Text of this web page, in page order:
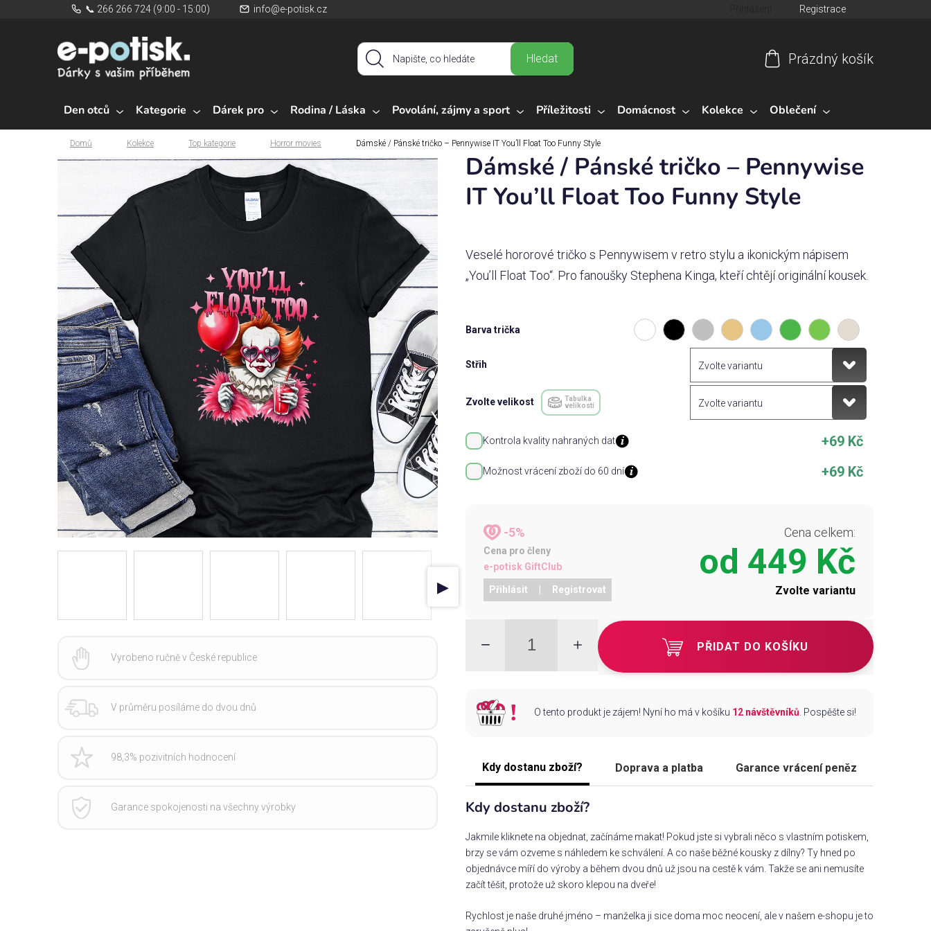
📞 266 266 724 (9:00 - 15:00) info@e-potisk.cz Registrace
Hledat
košík
Prázdný košík
Den otců Kategorie Dárek pro Rodina / Láska Povolání, zájmy a sport Příležitosti Domácnost Kolekce Oblečení
Domů
Domů Kolekce Top kategorie Horror movies Dámské / Pánské tričko – Pennywise IT You’ll Float Too Funny Style
Dámské / Pánské tričko – Pennywise
IT You’ll Float Too Funny Style
Veselé hororové tričko s Pennywisem v retro stylu a ikonickým nápisem
„You’ll Float Too“. Pro fanoušky Stephena Kinga, kteří chtějí originální kousek.
Barva trička
Střih
Zvolte velikost
Tabulka
velikostí
Kontrola kvality nahraných dat +69 Kč
Možnost vrácení zboží do 60 dní +69 Kč
-5%
Cena pro členy
e-potisk GiftClub
Přihlásit Registrovat
Cena celkem:
od 449 Kč
Zvolte variantu
PŘIDAT DO KOŠÍKU
O tento produkt je zájem! Nyní ho má v košíku 12 návštěvníků. Pospěšte si!
Kdy dostanu zboží? Doprava a platba Garance vrácení peněz
Kdy dostanu zboží?
Jakmile kliknete na objednat, začínáme makat! Pokud jste si vybrali něco s vlastním potiskem,
brzy se vám ozveme s náhledem ke schválení. A co naše běžné kousky z dílny? Ty hned po
objednávce míří do výroby a během dvou dnů už jsou na cestě k vám. Takže se ani nemusíte
začít těšit, protože už skoro klepou na dveře!
Rychlost je naše druhé jméno – manželka ji sice doma moc neocení, ale v našem e-shopu je to
▶
Vyrobeno ručně v České republice
V průměru posíláme do dvou dnů
98,3% pozivitních hodnocení
Garance spokojenosti na všechny výrobky